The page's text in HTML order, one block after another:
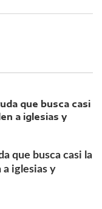
que busca casi la
a iglesias y